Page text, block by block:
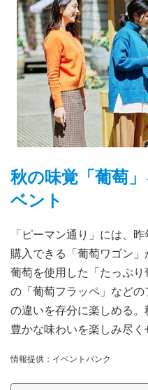
秋の味覚「葡萄
ベント
「ピーマン通り」には、
購入できる「葡萄ワゴン
葡萄を使用した「たっぷ
の「葡萄フラッペ」など
の違いを存分に楽しめる
豊かな味わいを楽しみ尽く
情報提供：イベントバンク